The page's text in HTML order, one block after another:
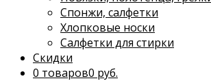
Спонжи, салфетки
Хлопковые носки
Салфетки для стирки
Скидки
0 товаров0 руб.